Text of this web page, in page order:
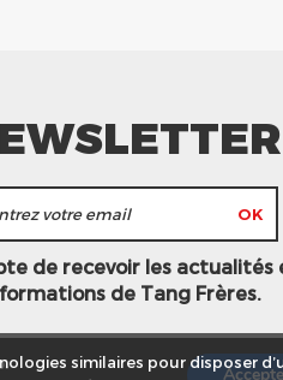
de recevoir les actualités
de Tang Frères.
similaires pour disposer